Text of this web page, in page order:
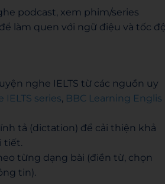
podcast, xem phim/series
làm quen với ngữ điệu và tốc
nghe IELTS từ các nguồn uy
IELTS series, BBC Learning Englis
tả (dictation) để cải thiện khả
tiết.
từng dạng bài (điền từ, chọn
tin).